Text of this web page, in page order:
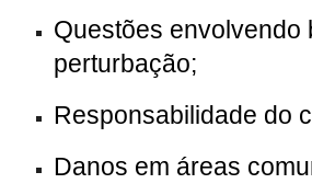
Questões envolvendo
perturbação;
Responsabilidade do
Danos em áreas